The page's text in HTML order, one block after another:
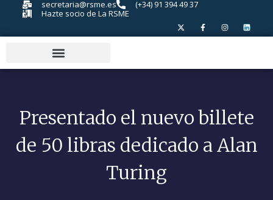
secretaria@rsme.es
(+34) 91 394 49 37
Hazte socio de La RSME
Presentado el nuevo billete
de 50 libras dedicado a Alan
Turing